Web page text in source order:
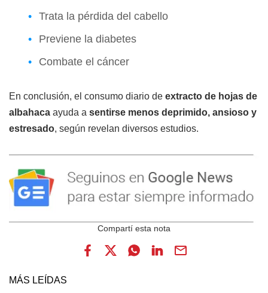
Trata la pérdida del cabello
Previene la diabetes
Combate el cáncer
En conclusión, el consumo diario de extracto de hojas de
albahaca ayuda a sentirse menos deprimido, ansioso y
estresado, según revelan diversos estudios.
MÁS LEÍDAS